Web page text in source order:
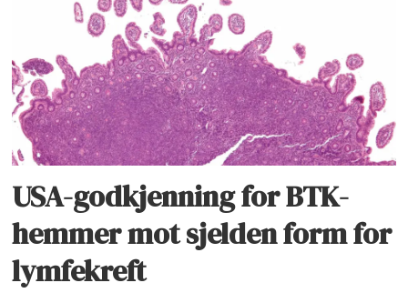
USA-godkjenning for BTK-
hemmer mot sjelden form for
lymfekreft